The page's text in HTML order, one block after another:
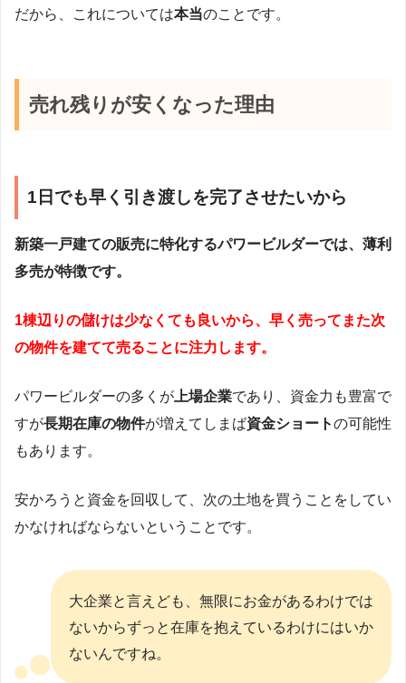
だから、これについては本当のことです。
売れ残りが安くなった理由
1日でも早く引き渡しを完了させたいから
新築一戸建ての販売に特化するパワービルダーでは、薄利
多売が特徴です。
1棟辺りの儲けは少なくても良いから、早く売ってまた次
の物件を建てて売ることに注力します。
パワービルダーの多くが 上場企業であり、資金力も豊富で
すが長期在庫の物件が増えてしまば資金ショートの可能性
もあります。
安かろうと資金を回収して、次の土地を買うことをしてい
かなければならないということです。
大企業と言えども、無限にお金があるわけでは
ないからずっと在庫を抱えているわけにはいか
ないんですね。